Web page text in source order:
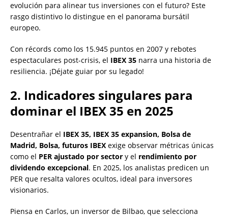
evolución para alinear tus inversiones con el futuro? Este
rasgo distintivo lo distingue en el panorama bursátil
europeo.
Con récords como los 15.945 puntos en 2007 y rebotes
espectaculares post-crisis, el IBEX 35 narra una historia de
resiliencia. ¡Déjate guiar por su legado!
2. Indicadores singulares para
dominar el IBEX 35 en 2025
Desentrañar el IBEX 35, IBEX 35 expansion, Bolsa de
Madrid, Bolsa, futuros IBEX exige observar métricas únicas
como el PER ajustado por sector y el rendimiento por
dividendo excepcional. En 2025, los analistas predicen un
PER que resalta valores ocultos, ideal para inversores
visionarios.
Piensa en Carlos, un inversor de Bilbao, que selecciona